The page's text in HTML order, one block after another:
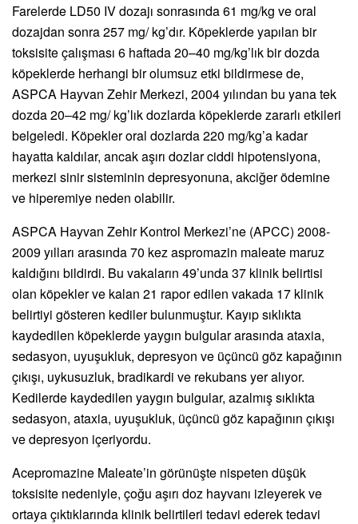
Farelerde LD50 IV dozajı sonrasında 61 mg/kg ve oral
dozajdan sonra 257 mg/ kg’dır. Köpeklerde yapılan bir
toksisite çalışması 6 haftada 20–40 mg/kg’lık bir dozda
köpeklerde herhangi bir olumsuz etki bildirmese de,
ASPCA Hayvan Zehir Merkezi, 2004 yılından bu yana tek
dozda 20–42 mg/ kg’lık dozlarda köpeklerde zararlı etkileri
belgeledi. Köpekler oral dozlarda 220 mg/kg’a kadar
hayatta kaldılar, ancak aşırı dozlar ciddi hipotensiyona,
merkezi sinir sisteminin depresyonuna, akciğer ödemine
ve hiperemiye neden olabilir.
ASPCA Hayvan Zehir Kontrol Merkezi’ne (APCC) 2008-
2009 yılları arasında 70 kez aspromazin maleate maruz
kaldığını bildirdi. Bu vakaların 49’unda 37 klinik belirtisi
olan köpekler ve kalan 21 rapor edilen vakada 17 klinik
belirtiyi gösteren kediler bulunmuştur. Kayıp sıklıkta
kaydedilen köpeklerde yaygın bulgular arasında ataxia,
sedasyon, uyuşukluk, depresyon ve üçüncü göz kapağının
çıkışı, uykusuzluk, bradikardi ve rekubans yer alıyor.
Kedilerde kaydedilen yaygın bulgular, azalmış sıklıkta
sedasyon, ataxia, uyuşukluk, üçüncü göz kapağının çıkışı
ve depresyon içeriyordu.
Acepromazine Maleate’in görünüşte nispeten düşük
toksisite nedeniyle, çoğu aşırı doz hayvanı izleyerek ve
ortaya çıktıklarında klinik belirtileri tedavi ederek tedavi